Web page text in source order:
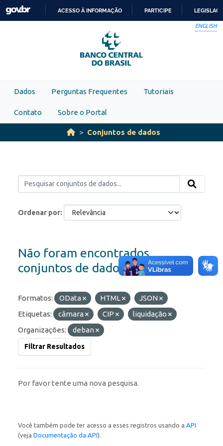
Skip to main content
PARA
O
CONTEÚDO
ACESSO À INFORMAÇÃO PARTICIPE
ENGLISH
Dados Perguntas Frequentes Tutoriais
Contato Sobre o Portal
Conjuntos de dados
Ordenar por
Não foram encontrados
conjuntos de dados
Formatos: OData HTML
JSON
Etiquetas:
câmara CIP
liquidação
Organizações:
deban
Filtrar Resultados
Por favor tente uma nova pesquisa.
Você também pode ter acesso a esses registros usando a API
(veja Documentação da API).